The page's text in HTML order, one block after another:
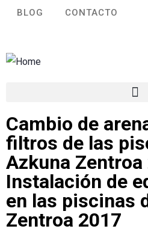
BLOG CONTACTO
Cambio de
filtros de las
Azkuna Zentroa
Instalación de
en las piscinas
Zentroa 2017